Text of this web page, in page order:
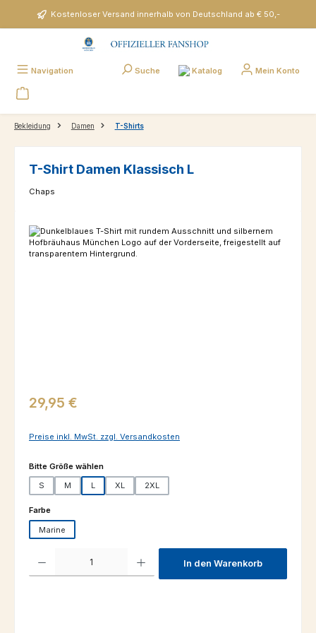
Zum Hauptinhalt springenKostenloser Versand innerhalb von Deutschland ab € 50,-
Navigation Suche Katalog Mein Konto
Bekleidung Damen T-Shirts
T-Shirt Damen Klassisch L
Chaps
Bildergalerie überspringen
Regulärer Preis:
29,95 €
Preise inkl. MwSt. zzgl. Versandkosten
Bitte Größe wählenauswählen
S M L XL 2XL
Farbeauswählen
Marine
In den Warenkorb